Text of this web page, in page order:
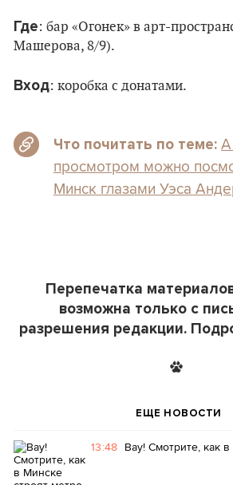
Где: бар «Огонек» в арт-
Машерова, 8/9).
Вход: коробка с донатами.
Что почитать по теме:
просмотром можно
Минск глазами Уэса
Перепечатка
возможна только с
разрешения редакции.
ЕЩЕ НОВОСТИ
13:48 Вау! Смотрите, как